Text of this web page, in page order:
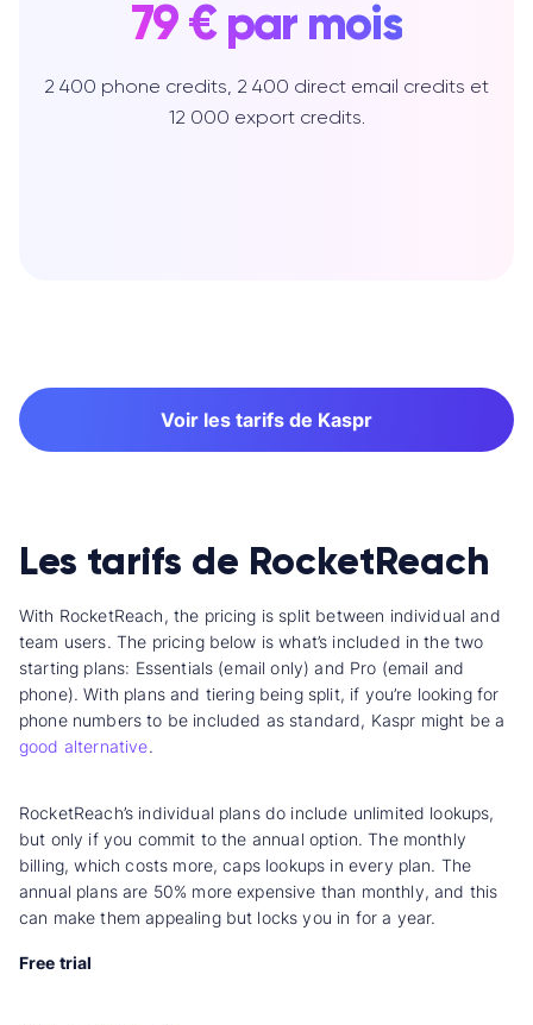
79 € par mois
2 400 phone credits, 2 400 direct email credits et
12 000 export credits.
Voir les tarifs de Kaspr
Les tarifs de RocketReach
With RocketReach, the pricing is split between individual and
team users. The pricing below is what’s included in the two
starting plans: Essentials (email only) and Pro (email and
phone). With plans and tiering being split, if you’re looking for
phone numbers to be included as standard, Kaspr might be a
good alternative.
RocketReach’s individual plans do include unlimited lookups,
but only if you commit to the annual option. The monthly
billing, which costs more, caps lookups in every plan. The
annual plans are 50% more expensive than monthly, and this
can make them appealing but locks you in for a year.
Free trial